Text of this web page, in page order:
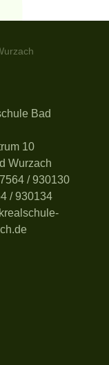
Bad
10
Wurzach
/ 930130
/ 930134